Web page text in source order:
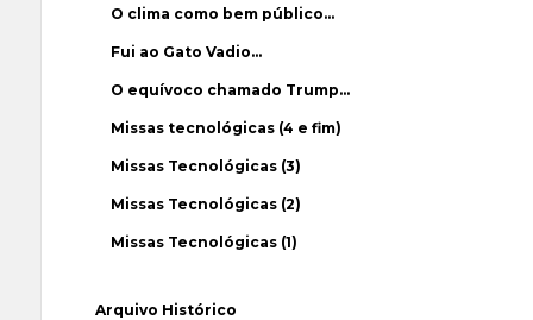
O clima como bem público…
Fui ao Gato Vadio…
O equívoco chamado Trump…
Missas tecnológicas (4 e fim)
Missas Tecnológicas (3)
Missas Tecnológicas (2)
Missas Tecnológicas (1)
Arquivo Histórico